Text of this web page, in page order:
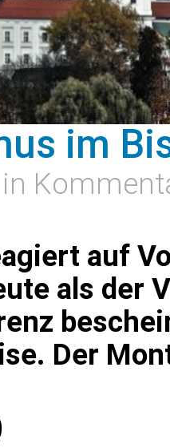
im
auf
als der
Der